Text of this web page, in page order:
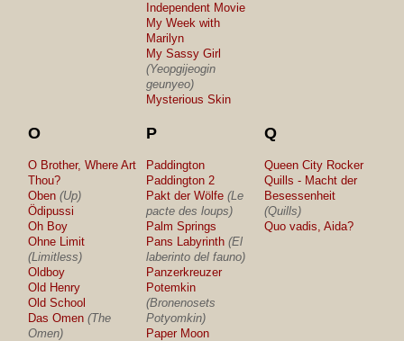
Independent Movie
My Week with
Marilyn
My Sassy Girl
(Yeopgijeogin
geunyeo)
Mysterious Skin
O
O Brother, Where Art
Thou?
Oben (Up)
Ödipussi
Oh Boy
Ohne Limit
(Limitless)
Oldboy
Old Henry
Old School
Das Omen (The
Omen)
P
Paddington
Paddington 2
Pakt der Wölfe (Le
pacte des loups)
Palm Springs
Pans Labyrinth (El
laberinto del fauno)
Panzerkreuzer
Potemkin
(Bronenosets
Potyomkin)
Paper Moon
Q
Queen City Rocker
Quills - Macht der
Besessenheit
(Quills)
Quo vadis, Aida?